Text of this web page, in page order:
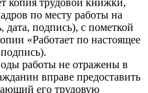
копия трудовой книжки,
по месту работы на
дата, подпись), с пометкой
«Работает по настоящее
работы не отражены в
вправе предоставить
его трудовую